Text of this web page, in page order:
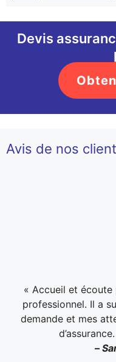
Devis
Avis de nos
« Accueil et
professionnel. Il a
demande et mes
–